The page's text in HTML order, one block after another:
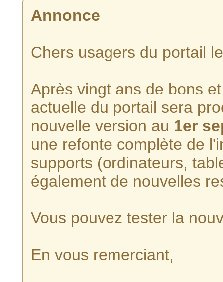
Annonce
Chers usagers du portail
Après vingt ans de bons
actuelle du portail sera
nouvelle version au 1er
une refonte complète de
supports (ordinateurs,
également de nouvelles
Vous pouvez tester la
En vous remerciant,